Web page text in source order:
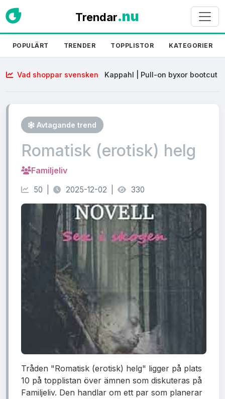
Trendar.nu
POPULÄRT TRENDER TOPPLISTOR KATEGORIER
Vad shoppar svensken
Kappahl | Pull-on byxor bootcut
Avtagande trend
Romatisk (erotisk) helg
Familjeliv
50 | 2025-12-02 | 330
Tråden "Romatisk (erotisk) helg" ligger på plats
10 på topplistan över ämnen som diskuteras på
Familjeliv. Den handlar om ett par som planerar